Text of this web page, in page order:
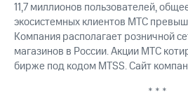
11,7 миллионов пользователей,
экосистемных клиентов МТС
Компания располагает розничной
магазинов в России. Акции МТС
бирже под кодом MTSS. Сайт
* * *